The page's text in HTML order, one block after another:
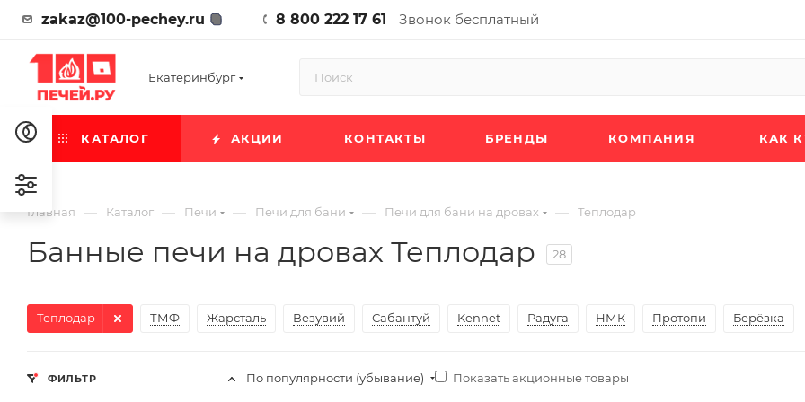
zakaz@100-pechey.ru 8 800 222 17 61 Звонок бесплатный
Екатеринбург
КАТАЛОГ АКЦИИ КОНТАКТЫ БРЕНДЫ КОМПАНИЯ КАК
Главная — Каталог — Печи — Печи для бани — Печи для бани на дровах — Теплодар
Банные печи на дровах Теплодар 28
Теплодар ТМФ Жарсталь Везувий Сабантуй Kennet Радуга НМК Протопи Берёзка
По популярности (убывание) Показать акционные товары
ФИЛЬТР